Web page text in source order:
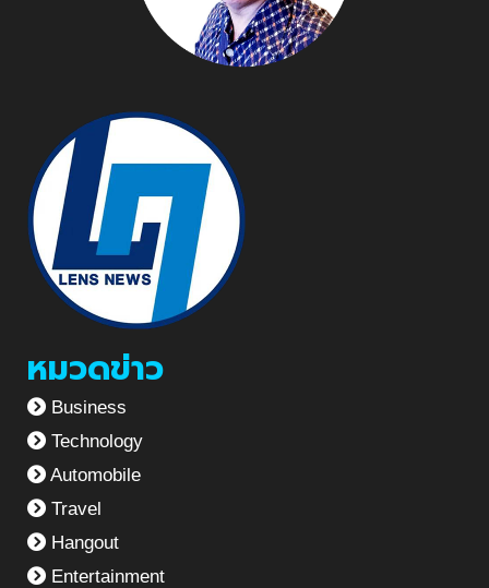
หมวดข่าว
Business
Technology
Automobile
Travel
Hangout
Entertainment